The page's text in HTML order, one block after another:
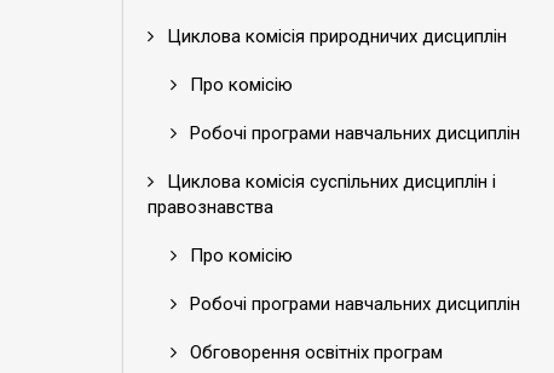
Циклова комісія природничих дисциплін
Про комісію
Робочі програми навчальних дисциплін
Циклова комісія суспільних дисциплін і
правознавства
Про комісію
Робочі програми навчальних дисциплін
Обговорення освітніх програм